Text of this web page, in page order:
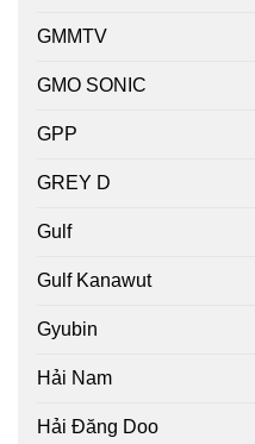
GMMTV
GMO SONIC
GPP
GREY D
Gulf
Gulf Kanawut
Gyubin
Hải Nam
Hải Đăng Doo